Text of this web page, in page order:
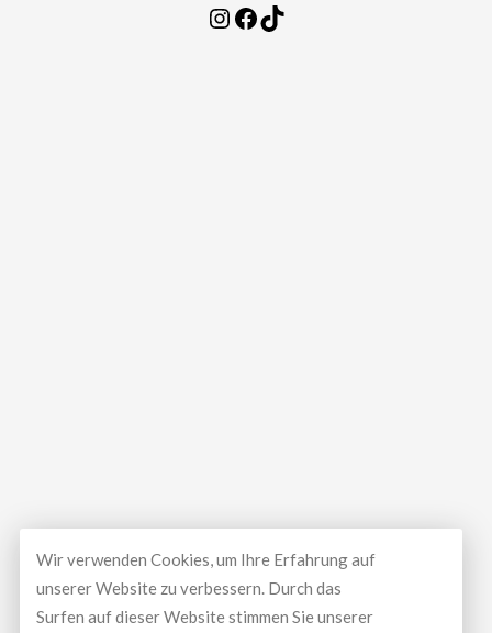
Instagram
Facebook
© Copyright 2026LUXEAL GMBHAll Rights Reserved.
Wir verwenden Cookies, um Ihre Erfahrung auf
unserer Website zu verbessern. Durch das
Surfen auf dieser Website stimmen Sie unserer